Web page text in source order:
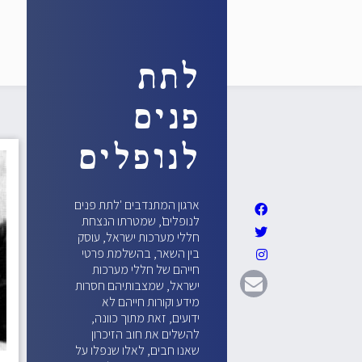
לתת
פנים
לנופלים
ארגון המתנדבים 'לתת פנים
לנופלים', שמטרתו הנצחת
חללי מערכות ישראל, עוסק
בין השאר, בהשלמת פרטי
חייהם של חללי מערכות
ישראל, שמצבותיהם חסרות
מידע וקורות חייהם לא
ידועים, זאת מתוך כוונה,
להשלים את חוב הזיכרון
שאנו חבים, לאלו שנפלו על